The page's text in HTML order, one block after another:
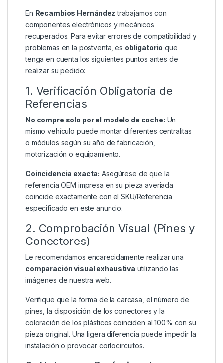
En Recambios Hernández trabajamos con
componentes electrónicos y mecánicos
recuperados. Para evitar errores de compatibilidad y
problemas en la postventa, es obligatorio que
tenga en cuenta los siguientes puntos antes de
realizar su pedido:
1. Verificación Obligatoria de
Referencias
No compre solo por el modelo de coche: Un
mismo vehículo puede montar diferentes centralitas
o módulos según su año de fabricación,
motorización o equipamiento.
Coincidencia exacta: Asegúrese de que la
referencia OEM impresa en su pieza averiada
coincide exactamente con el SKU/Referencia
especificado en este anuncio.
2. Comprobación Visual (Pines y
Conectores)
Le recomendamos encarecidamente realizar una
comparación visual exhaustiva utilizando las
imágenes de nuestra web.
Verifique que la forma de la carcasa, el número de
pines, la disposición de los conectores y la
coloración de los plásticos coinciden al 100% con su
pieza original. Una ligera diferencia puede impedir la
instalación o provocar cortocircuitos.